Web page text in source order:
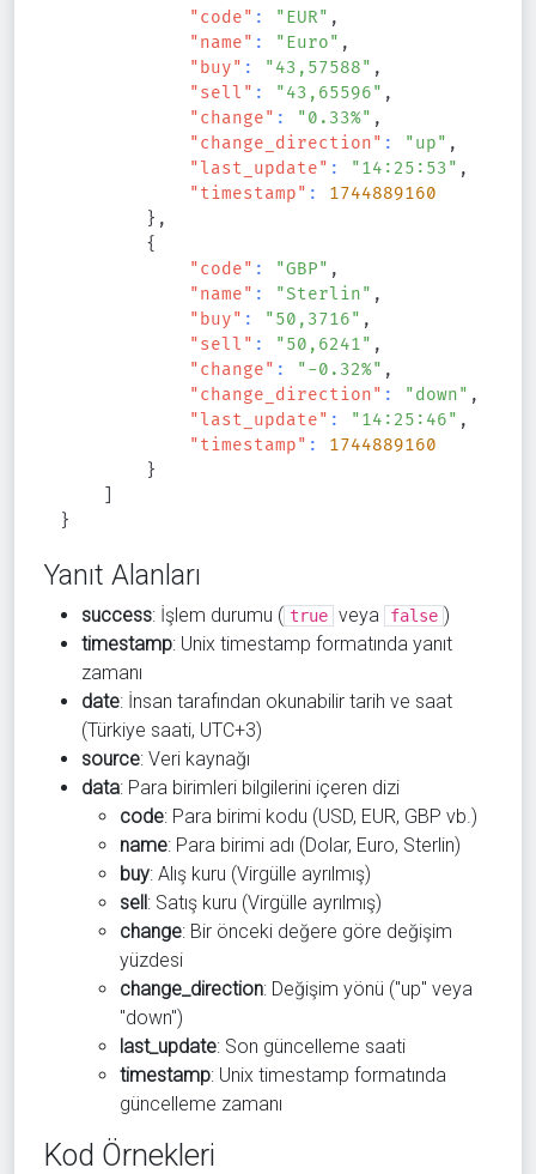
"code" : "EUR" ,
"name" : "Euro" ,
"buy" : "43,57588" ,
"sell" : "43,65596" ,
"change" : "0.33%" ,
"change_direction" : "up" ,
"last_update" : "14:25:53" ,
"timestamp" :
1744889160
} ,
{
"code" : "GBP" ,
"name" : "Sterlin" ,
"buy" : "50,3716" ,
"sell" : "50,6241" ,
"change" : "-0.32%" ,
"change_direction" : "down" ,
"last_update" : "14:25:46" ,
"timestamp" :
1744889160
}
}
Yanıt Alanları
success: İşlem durumu ( true veya false )
timestamp: Unix timestamp formatında yanıt
zamanı
date: İnsan tarafından okunabilir tarih ve saat
(Türkiye saati, UTC+3)
source: Veri kaynağı
data: Para birimleri bilgilerini içeren dizi
code: Para birimi kodu (USD, EUR, GBP vb.)
name: Para birimi adı (Dolar, Euro, Sterlin)
buy: Alış kuru (Virgülle ayrılmış)
sell: Satış kuru (Virgülle ayrılmış)
change: Bir önceki değere göre değişim
yüzdesi
change_direction: Değişim yönü ("up" veya
"down")
last_update: Son güncelleme saati
timestamp: Unix timestamp formatında
güncelleme zamanı
Kod Örnekleri